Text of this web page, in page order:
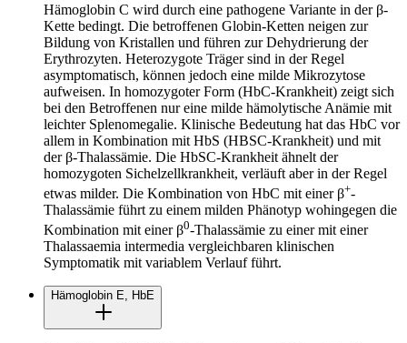
Hämoglobin C wird durch eine pathogene Variante in der β-
Kette bedingt. Die betroffenen Globin-Ketten neigen zur
Bildung von Kristallen und führen zur Dehydrierung der
Erythrozyten. Heterozygote Träger sind in der Regel
asymptomatisch, können jedoch eine milde Mikrozytose
aufweisen. In homozygoter Form (HbC-Krankheit) zeigt sich
bei den Betroffenen nur eine milde hämolytische Anämie mit
leichter Splenomegalie. Klinische Bedeutung hat das HbC vor
allem in Kombination mit HbS (HBSC-Krankheit) und mit
der β-Thalassämie. Die HbSC-Krankheit ähnelt der
homozygoten Sichelzellkrankheit, verläuft aber in der Regel
etwas milder. Die Kombination von HbC mit einer β+-
Thalassämie führt zu einem milden Phänotyp wohingegen die
Kombination mit einer β0-Thalassämie zu einer mit einer
Thalassaemia intermedia vergleichbaren klinischen
Symptomatik mit variablem Verlauf führt.
Hämoglobin E, HbE